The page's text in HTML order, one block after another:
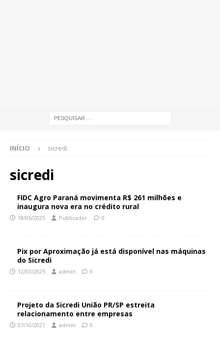
INÍCIO sicredi
sicredi
FIDC Agro Paraná movimenta R$ 261 milhões e
inaugura nova era no crédito rural
18/06/2025 Publicador 0
Pix por Aproximação já está disponível nas máquinas
do Sicredi
12/03/2025 admin 0
Projeto da Sicredi União PR/SP estreita
relacionamento entre empresas
07/10/2021 admin 0